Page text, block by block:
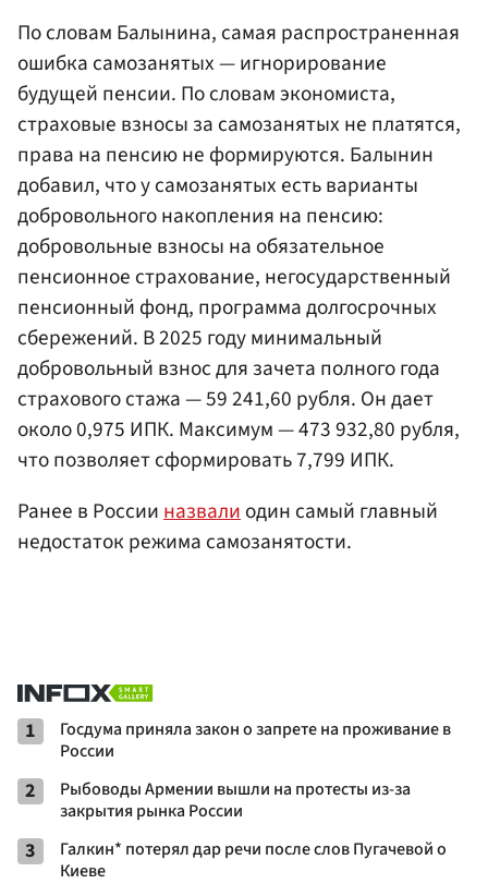
По словам Балынина, самая распространенная
ошибка самозанятых — игнорирование
будущей пенсии. По словам экономиста,
страховые взносы за самозанятых не платятся,
права на пенсию не формируются. Балынин
добавил, что у самозанятых есть варианты
добровольного накопления на пенсию:
добровольные взносы на обязательное
пенсионное страхование, негосударственный
пенсионный фонд, программа долгосрочных
сбережений. В 2025 году минимальный
добровольный взнос для зачета полного года
страхового стажа — 59 241,60 рубля. Он дает
около 0,975 ИПК. Максимум — 473 932,80 рубля,
что позволяет сформировать 7,799 ИПК.
Ранее в Россииназвалиодин самый главный
недостаток режима самозанятости.
1
Госдума приняла закон о запрете на проживание в
России
2
Рыбоводы Армении вышли на протесты из-за
закрытия рынка России
3
Галкин* потерял дар речи после слов Пугачевой о
Киеве